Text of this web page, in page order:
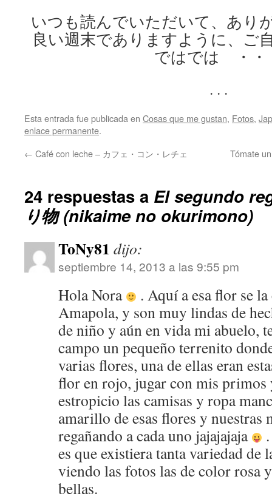
いつも読んでいただいて、あり
良い週末でありますように、ご
ではでは ・・
. . .
Esta entrada fue publicada en Cosas que me gustan, Fotos,
enlace permanente.
← Café con leche – カフェ・コン・レチェ Tómate
24 respuestas a El segundo
り物 (nikaime no okurimono)
ToNy81 dijo:
septiembre 14, 2013 a las 9:55 pm
Hola Nora
. Aquí a esa flor se
Amapola, y son muy lindas de
de niño y aún en vida mi abuelo,
campo un pequeño terrenito
varias flores, una de ellas eran
flor en rojo, jugar con mis primos
estropicio las camisas y ropa
amarillo de esas flores y nuestras
regañando a cada uno jajajajaja
es que existiera tanta variedad de
viendo las fotos las de color rosa
bellas.